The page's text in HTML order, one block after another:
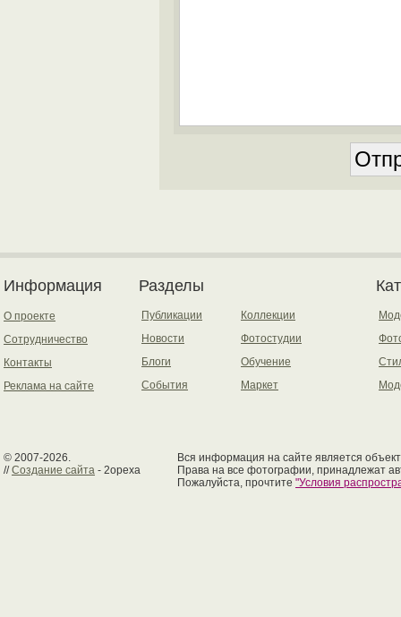
Информация
О проекте
Сотрудничество
Контакты
Реклама на сайте
Разделы
Публикации
Новости
Блоги
События
Коллекции
Фотостудии
Обучение
Маркет
© 2007-2026.
//Создание сайта - 2opexa
Вся информация на сайте является
Права на все фотографии, принадлежат
Пожалуйста, прочтите "Условия